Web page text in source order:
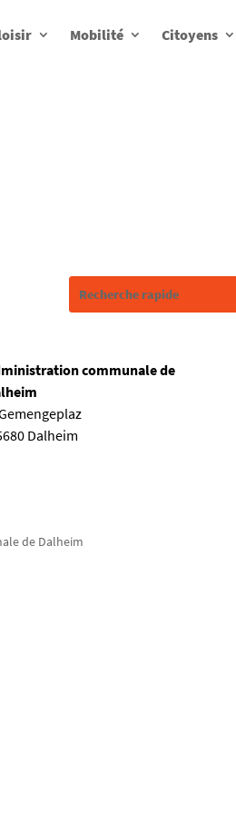
Mobilité Citoyens
communale de
Dalheim
de Dalheim